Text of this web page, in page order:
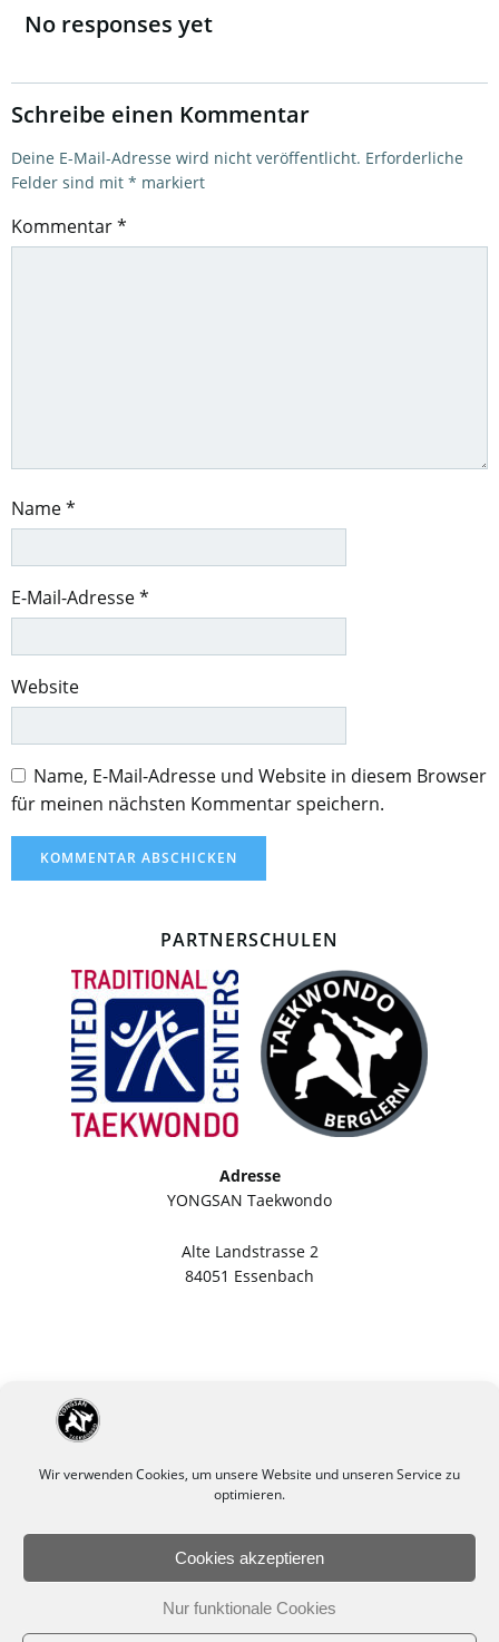
Wir verwenden Cookies, um unsere Website und unseren Service zu
optimieren.
Cookies akzeptieren
Nur funktionale Cookies
navigation
No responses yet
Schreibe einen Kommentar
Deine E-Mail-Adresse wird nicht veröffentlicht. Erforderliche
Felder sind mit * markiert
Kommentar*
Name*
E-Mail-Adresse*
Website
Name, E-Mail-Adresse und Website in diesem Browser
für meinen nächsten Kommentar speichern.
PARTNERSCHULEN
Adresse
YONGSAN Taekwondo
Alte Landstrasse 2
84051 Essenbach
Impressum
Datenschutzerklärung